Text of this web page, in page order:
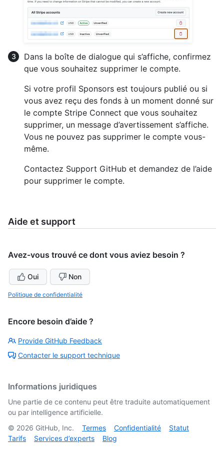
Dans la boîte de dialogue qui s’affiche, confirmez
que vous souhaitez supprimer le compte.
Si votre profil Sponsors est toujours publié ou si
vous avez reçu des fonds à un moment donné sur
le compte Stripe Connect que vous souhaitez
supprimer, un message d’avertissement s’affiche.
Vous ne pouvez pas supprimer le compte vous-
même.
Contactez Support GitHub et demandez de l’aide
pour supprimer le compte.
Aide et support
Avez-vous trouvé ce dont vous aviez besoin ?
Oui Non
Politique de confidentialité
Encore besoin d’aide ?
Provide GitHub Feedback
Contacter le support technique
Informations juridiques
Une partie de ce contenu peut être traduite automatiquement
ou par intelligence artificielle.
© 2026 GitHub, Inc. Termes Confidentialité
Statut
Tarifs
Services d’experts Blog